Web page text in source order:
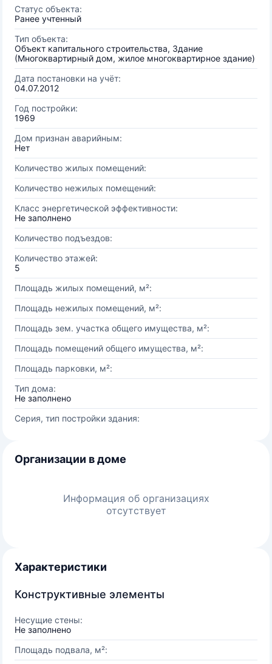
Статус объекта:
Ранее учтенный
Тип объекта:
Объект капитального строительства, Здание
(Многоквартирный дом, жилое многоквартирное здание)
Дата постановки на учёт:
04.07.2012
Год постройки:
1969
Дом признан аварийным:
Нет
Количество жилых помещений:
Количество нежилых помещений:
Класс энергетической эффективности:
Не заполнено
Количество подъездов:
Количество этажей:
5
Площадь жилых помещений, м²:
Площадь нежилых помещений, м²:
Площадь зем. участка общего имущества, м²:
Площадь помещений общего имущества, м²:
Площадь парковки, м²:
Тип дома:
Не заполнено
Серия, тип постройки здания:
Организации в доме
Информация об организациях
отсутствует
Характеристики
Конструктивные элементы
Несущие стены:
Не заполнено
Площадь подвала, м²: